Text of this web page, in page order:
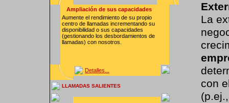
La
con
Ampliación de sus capacidades
Aumente el rendimiento de su propio
centro de llamadas incrementando su
disponibilidad o sus capacidades
(gestionando los desbordamientos de
llamadas) con nosotros.
Detalles...
LLAMADAS SALIENTES